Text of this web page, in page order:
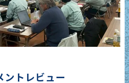
トレビュー